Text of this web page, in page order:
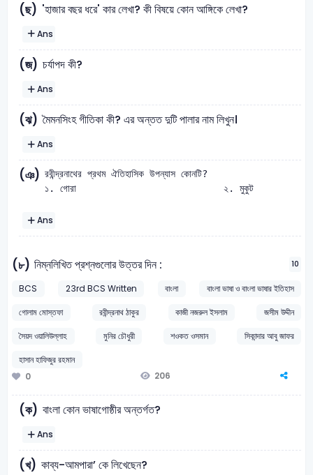
(ছ) 'হাজার বছর ধরে' কার লেখা? কী বিষয়ে কোন আঙ্গিকে লেখা?
Ans
(জ) চর্যাপদ কী?
Ans
(ঝ) মৈমনসিংহ গীতিকা কী? এর অন্তত দুটি পালার নাম লিখুন।
Ans
(ঞ) রবীন্দ্রনাথের প্রথম ঐতিহাসিক উপন্যাস কোনটি?
Ans
(৮) নিম্নলিখিত প্রশ্নগুলাের উত্তর দিন : 10
BCS 23rd BCS Written বাংলা
বাংলা ভাষা ও বাংলা ভাষার ইতিহাস
গোলাম মোস্তফা
রবীন্দ্রনাথ ঠাকুর কাজী নজরুল ইসলাম
জসীম উদ্দীন
সৈয়দ ওয়ালিউল্লাহ
মুনির চৌধুরী শওকত ওসমান
সিকান্দার আবু জাফর
হাসান হাফিজুর রহমান
0
206
(ক) বাংলা কোন ভাষাগােষ্ঠীর অন্তর্গত?
Ans
(খ) কাব্য-আমপারা’ কে লিখেছেন?